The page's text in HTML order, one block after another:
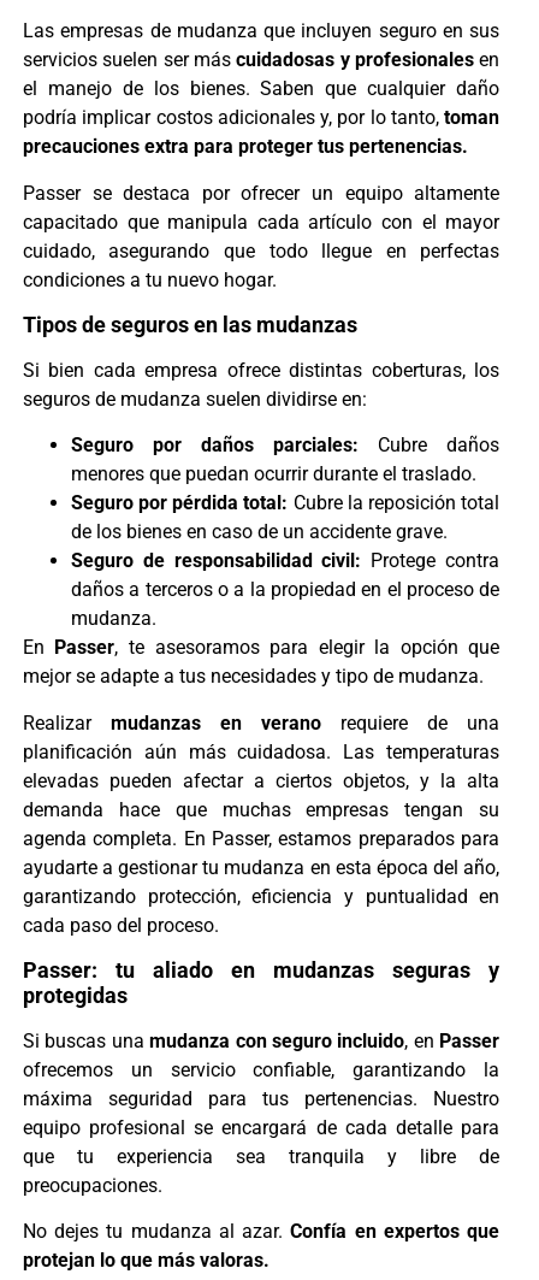
Las empresas de mudanza que incluyen seguro en sus
servicios suelen ser máscuidadosas y profesionalesen
el manejo de los bienes. Saben que cualquier daño
podría implicar costos adicionales y, por lo tanto,toman
precauciones extra para proteger tus pertenencias.
Passer se destaca por ofrecer un equipo altamente
capacitado que manipula cada artículo con el mayor
cuidado, asegurando que todo llegue en perfectas
condiciones a tu nuevo hogar.
Tipos de seguros en las mudanzas
Si bien cada empresa ofrece distintas coberturas, los
seguros de mudanza suelen dividirse en:
Seguro por daños parciales: Cubre daños
menores que puedan ocurrir durante el traslado.
Seguro por pérdida total: Cubre la reposición total
de los bienes en caso de un accidente grave.
Seguro de responsabilidad civil: Protege contra
daños a terceros o a la propiedad en el proceso de
mudanza.
En
Passer, te asesoramos para elegir la opción que
mejor se adapte a tus necesidades y tipo de mudanza.
Realizar mudanzas en verano requiere de una
planificación aún más cuidadosa. Las temperaturas
elevadas pueden afectar a ciertos objetos, y la alta
demanda hace que muchas empresas tengan su
agenda completa. En Passer, estamos preparados para
ayudarte a gestionar tu mudanza en esta época del año,
garantizando protección, eficiencia y puntualidad en
cada paso del proceso.
Passer: tu aliado en mudanzas seguras y
protegidas
Si buscas unamudanza con seguro incluido, en Passer
ofrecemos un servicio confiable, garantizando la
máxima seguridad para tus pertenencias. Nuestro
equipo profesional se encargará de cada detalle para
que tu experiencia sea tranquila y libre de
preocupaciones.
No dejes tu mudanza al azar.Confía en expertos que
protejan lo que más valoras.